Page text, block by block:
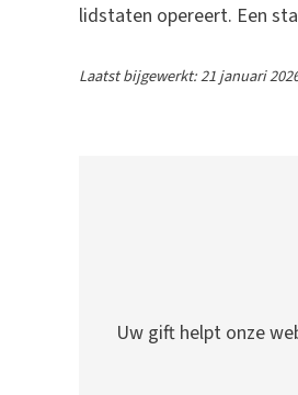
lidstaten opereert. Een
Laatst bijgewerkt: 21 januari
Uw gift helpt onze